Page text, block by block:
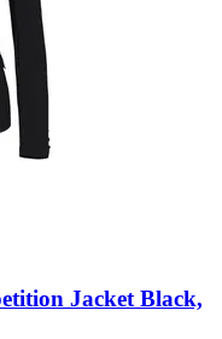
Jacket Black,